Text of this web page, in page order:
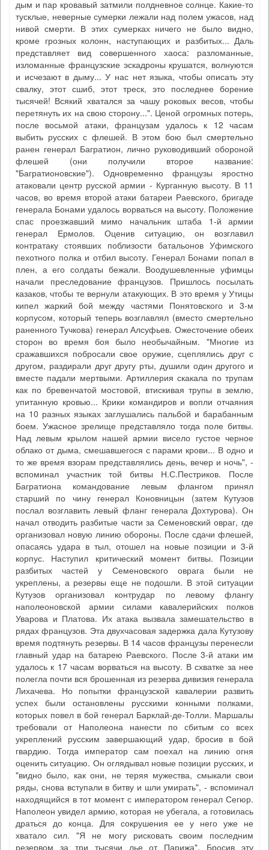
дым и пар кровавый затмили полдневное солнце. Какие-то
тусклые, неверные сумерки лежали над полем ужасов, над
нивой смерти. В этих сумерках ничего не было видно,
кроме грозных колонн, наступающих и разбитых... Даль
представляет вид совершенного хаоса: разломанные,
изломанные французские эскадроны крушатся, волнуются
и исчезают в дыму... У нас нет языка, чтобы описать эту
свалку, этот сшиб, этот треск, это последнее борение
тысячей! Всякий хватался за чашу роковых весов, чтобы
перетянуть их на свою сторону...". Ценой огромных потерь,
после восьмой атаки, французам удалось к 12 часам
выбить русских с флешей. В этом бою был смертельно
ранен генерал Багратион, лично руководивший обороной
флешей (они получили второе название:
"Багратионовские"). Одновременно французы яростно
атаковали центр русской армии - Курганную высоту. В 11
часов, во время второй атаки батареи Раевского, бригаде
генерала Бонами удалось ворваться на высоту. Положение
спас проезжавший мимо начальник штаба 1-й армии
генерал Ермолов. Оценив ситуацию, он возглавил
контратаку стоявших поблизости батальонов Уфимского
пехотного полка и отбил высоту. Генерал Бонами попал в
плен, а его солдаты бежали. Воодушевленные уфимцы
начали преследование французов. Пришлось посылать
казаков, чтобы те вернули атакующих. В это время у Утицы
кипел жаркий бой между частями Понятовского и 3-м
корпусом, который теперь возглавлял (вместо смертельно
раненного Тучкова) генерал Алсуфьев. Ожесточение обеих
сторон во время боя было необычайным. "Многие из
сражавшихся побросали свое оружие, сцеплялись друг с
другом, раздирали друг другу рты, душили один другого и
вместе падали мертвыми. Артиллерия скакала по трупам
как по бревенчатой мостовой, втискивая трупы в землю,
упитанную кровью... Крики командиров и вопли отчаяния
на 10 разных языках заглушались пальбой и барабанным
боем. Ужасное зрелище представляло тогда поле битвы.
Над левым крылом нашей армии висело густое черное
облако от дыма, смешавшегося с парами крови... В одно и
то же время взорам представлялись день, вечер и ночь", -
вспоминал участник той битвы Н.С.Пестриков. После
Багратиона командование левым флангом принял
старший по чину генерал Коновницын (затем Кутузов
послал возглавить левый фланг генерала Дохтурова). Он
начал отводить разбитые части за Семеновский овраг, где
организовал новую линию обороны. После сдачи флешей,
опасаясь удара в тыл, отошел на новые позиции и 3-й
корпус. Наступил критический момент битвы. Позиции
разбитых частей у Семеновского оврага были не
укреплены, а резервы еще не подошли. В этой ситуации
Кутузов организовал контрудар по левому флангу
наполеоновской армии силами кавалерийских полков
Уварова и Платова. Их атака вызвала замешательство в
рядах французов. Эта двухчасовая задержка дала Кутузову
время подтянуть резервы. В 14 часов французы перенесли
главный удар на батарею Раевского. После 3-й атаки им
удалось к 17 часам ворваться на высоту. В схватке за нее
полегла почти вся брошенная из резерва дивизия генерала
Лихачева. Но попытки французской кавалерии развить
успех были остановлены русскими конными полками,
которых повел в бой генерал Барклай-де-Толли. Маршалы
требовали от Наполеона нанести по сбитым со всех
укреплений русским завершающий удар, бросив в бой
гвардию. Тогда император сам поехал на линию огня
оценить ситуацию. Он оглядывал новые позиции русских, и
"видно было, как они, не теряя мужества, смыкали свои
ряды, снова вступали в битву и шли умирать", - вспоминал
находящийся в тот момент с императором генерал Сегюр.
Наполеон увидел армию, которая не убегала, а готовилась
драться до конца. Для сокрушения ее у него уже не
хватало сил. "Я не могу рисковать своим последним
резервом за три тысячи лье от Парижа". Бросив эту